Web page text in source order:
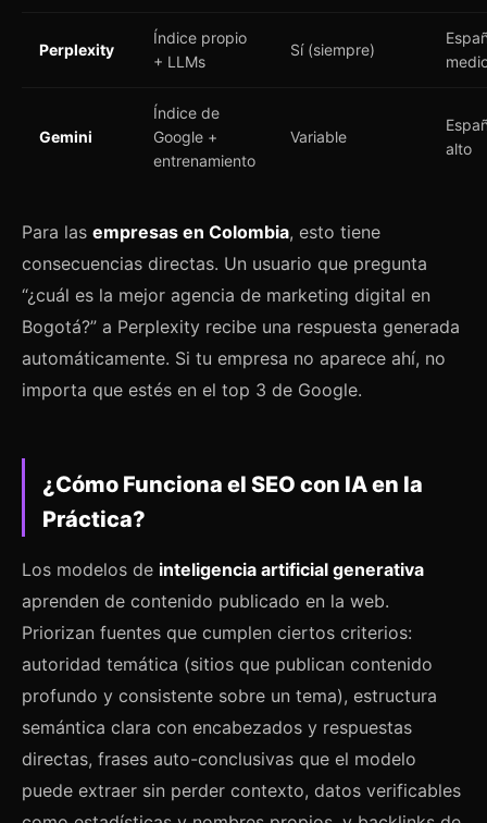
Perplexity
Índice propio
+ LLMs
Sí (siempre)
Gemini
Índice de
Google +
entrenamiento
Variable
alto
Para las empresas en Colombia, esto tiene
consecuencias directas. Un usuario que pregunta
“¿cuál es la mejor agencia de marketing digital en
Bogotá?” a Perplexity recibe una respuesta generada
automáticamente. Si tu empresa no aparece ahí, no
importa que estés en el top 3 de Google.
¿Cómo Funciona el SEO con IA en la
Práctica?
Los modelos de inteligencia artificial generativa
aprenden de contenido publicado en la web.
Priorizan fuentes que cumplen ciertos criterios:
autoridad temática (sitios que publican contenido
profundo y consistente sobre un tema), estructura
semántica clara con encabezados y respuestas
directas, frases auto-conclusivas que el modelo
puede extraer sin perder contexto, datos verificables